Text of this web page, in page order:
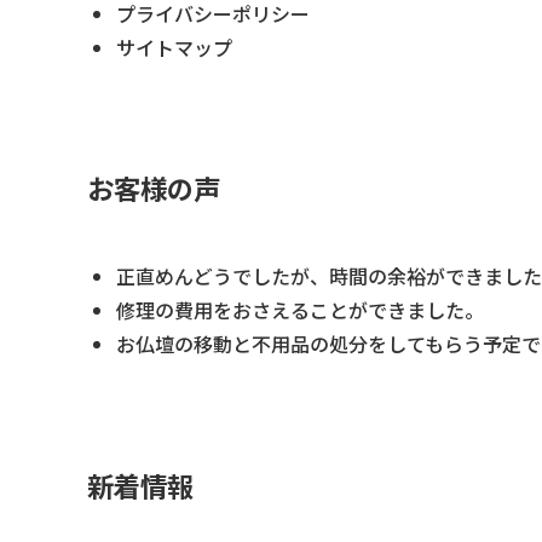
プライバシーポリシー
サイトマップ
お客様の声
正直めんどうでしたが、時間の余裕ができまし
修理の費用をおさえることができました。
お仏壇の移動と不用品の処分をしてもらう予定
新着情報